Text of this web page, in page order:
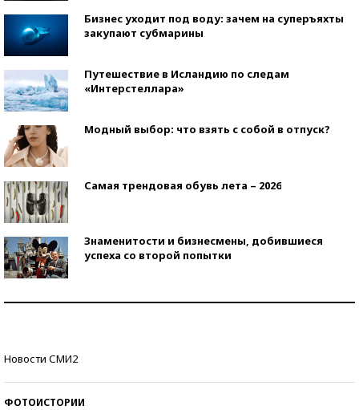
Бизнес уходит под воду: зачем на суперъяхты
закупают субмарины
Путешествие в Исландию по следам
«Интерстеллара»
Модный выбор: что взять с собой в отпуск?
Самая трендовая обувь лета – 2026
Знаменитости и бизнесмены, добившиеся
успеха со второй попытки
Новости СМИ2
ФОТОИСТОРИИ